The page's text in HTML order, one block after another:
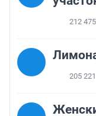
212 475
205 221